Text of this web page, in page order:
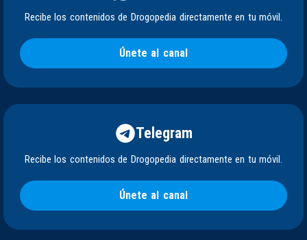
Recibe los contenidos de Drogopedia directamente en tu móvil.
Únete al canal
Telegram
Recibe los contenidos de Drogopedia directamente en tu móvil.
Únete al canal